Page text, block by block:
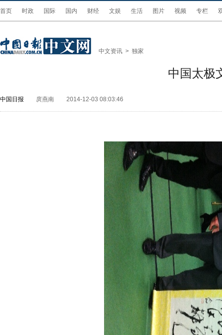
首页 时政 国际 国内 财经 文娱 生活 图片 视频 专栏
中文资讯 > 独家
中国太极
中国日报 庹燕南 2014-12-03 08:03:46